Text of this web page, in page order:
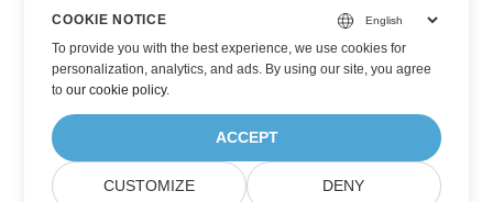
COOKIE NOTICE
To provide you with the best experience, we use cookies for
personalization, analytics, and ads. By using our site, you agree
toour cookie policy.
ACCEPT
CUSTOMIZE DENY